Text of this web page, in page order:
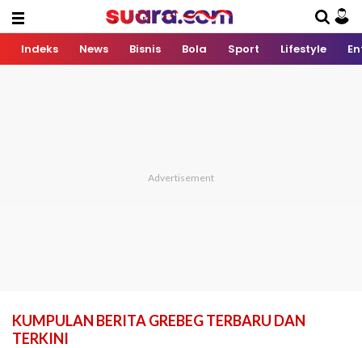
Indeks News Bisnis Bola Sport Lifestyle
KUMPULAN BERITA GREBEG TERBARU DAN
TERKINI